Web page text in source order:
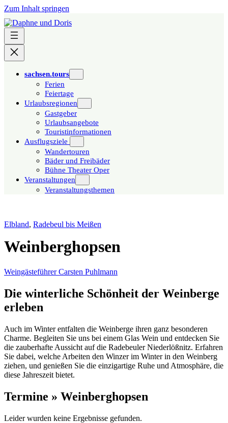
Zum Inhalt springen
sachsen.tours
Ferien
Feiertage
Urlaubsregionen
Gastgeber
Urlaubsangebote
Touristinformationen
Ausflugsziele
Wandertouren
Bäder und Freibäder
Bühne Theater Oper
Veranstaltungen
Veranstaltungsthemen
Elbland, Radebeul bis Meißen
Weinberghopsen
Weingästeführer Carsten Puhlmann
Die winterliche Schönheit der Weinberge
erleben
Auch im Winter entfalten die Weinberge ihren ganz besonderen
Charme. Begleiten Sie uns bei einem Glas Wein und entdecken Sie
die zauberhafte Aussicht auf die Radebeuler Niederlößnitz. Erfahren
Sie dabei, welche Arbeiten den Winzer im Winter in den Weinberg
ziehen, und genießen Sie die einzigartige Ruhe und Atmosphäre, die
diese Jahreszeit bietet.
Termine » Weinberghopsen
Leider wurden keine Ergebnisse gefunden.